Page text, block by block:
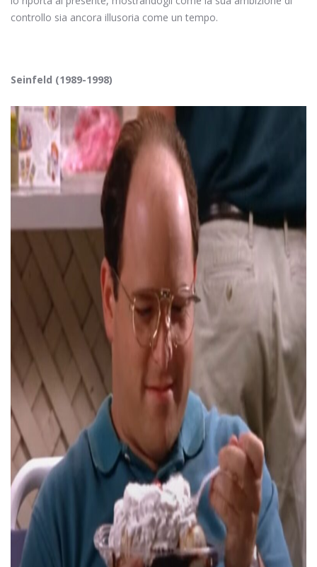
controllo sia ancora illusoria come un tempo.
Seinfeld (1989-1998)